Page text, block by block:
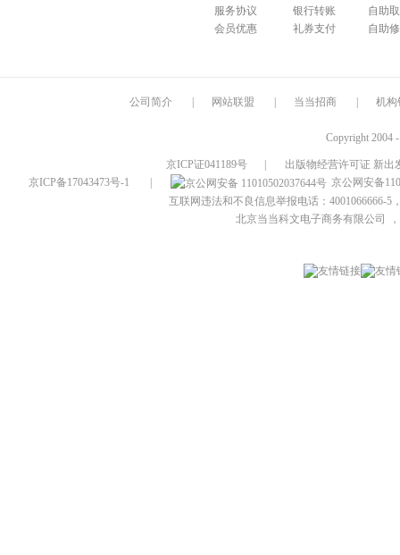
服务协议
会员优惠
银行转账
礼券支付
自助
自助
公司简介 网站联盟 当当招商 机构
Copyright 2004
京ICP证041189号
出版物经营许可证 新出
京ICP备17043473号-1
京公网安备
互联网违法和不良信息举报电话：4001066666-5
北京当当科文电子商务有限公司